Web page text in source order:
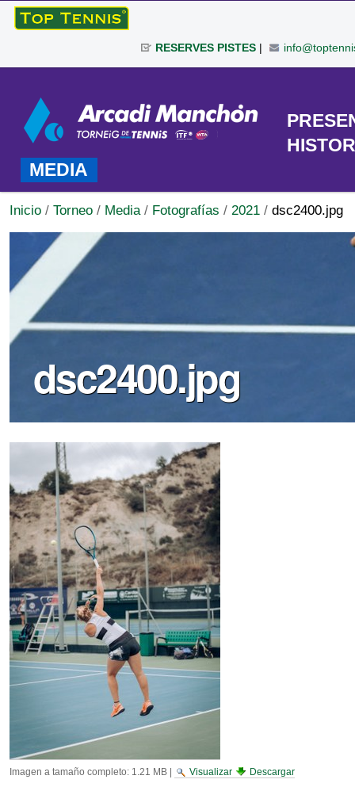
Cambiar
|
navegación
RESERVES PISTES|
Personales
TORNEO
MEDIA
Inicio / Torneo / Media / Fotografías / 2021 / dsc2400.jpg
dsc2400.jpg
Imagen a tamaño completo: 1.21 MB| Visualizar Descargar